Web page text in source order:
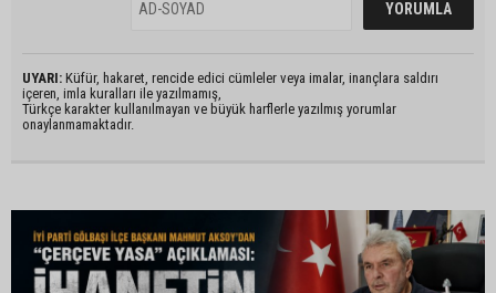
UYARI: Küfür, hakaret, rencide edici cümleler veya imalar, inançlara saldırı
içeren, imla kuralları ile yazılmamış,
Türkçe karakter kullanılmayan ve büyük harflerle yazılmış yorumlar
onaylanmamaktadır.